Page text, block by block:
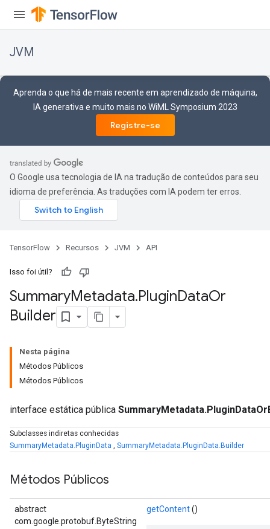
JVM
Aprenda o que há de mais recente em aprendizado de máquina,
IA generativa e muito mais no WiML Symposium 2023
Registre-se
O Google usa tecnologia de IA na tradução de conteúdos para seu
idioma de preferência. As traduções com IA podem ter erros.
TensorFlow Recursos JVM API
Isso foi útil?
SummaryMetadata.PluginDataOr
Builder
Nesta página
Métodos Públicos
Métodos Públicos
interface estática pública
Subclasses indiretas conhecidas
SummaryMetadata.PluginData , SummaryMetadata.PluginData.Builder
Métodos Públicos
abstract
com.google.protobuf.ByteString
getContent()